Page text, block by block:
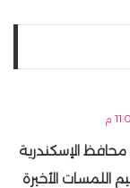
محافظ الإسكندرية
اللمسات الأخيرة